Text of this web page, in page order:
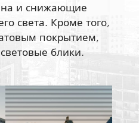
и снижающие
света. Кроме того,
покрытием,
блики.